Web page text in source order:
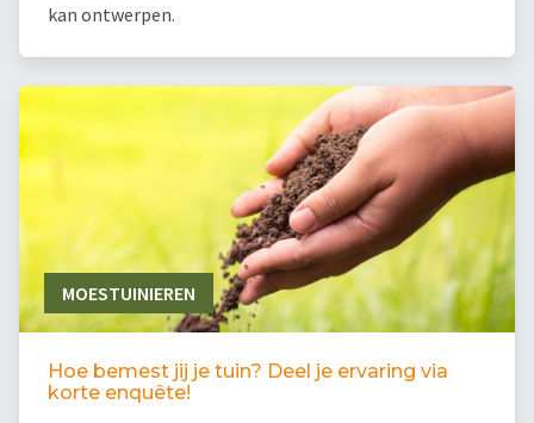
kan ontwerpen.
MOESTUINIEREN
Hoe bemest jij je tuin? Deel je ervaring via
korte enquête!